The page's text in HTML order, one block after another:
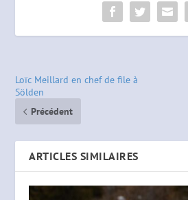
Loïc Meillard en chef de file à
Sölden
Précédent
ARTICLES SIMILAIRES